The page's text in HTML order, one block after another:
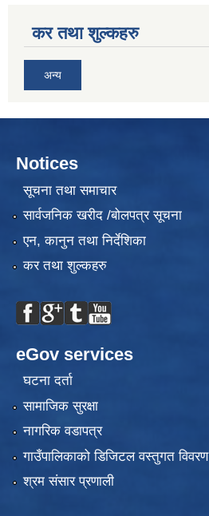
कर तथा शुल्कहरु
अन्य
Notices
सूचना तथा समाचार
सार्वजनिक खरीद /बोलपत्र सूचना
एन, कानुन तथा निर्देशिका
कर तथा शुल्कहरु
eGov services
घटना दर्ता
सामाजिक सुरक्षा
नागरिक वडापत्र
गाउँपालिकाको डिजिटल वस्तुगत विवरण
श्रम संसार प्रणाली